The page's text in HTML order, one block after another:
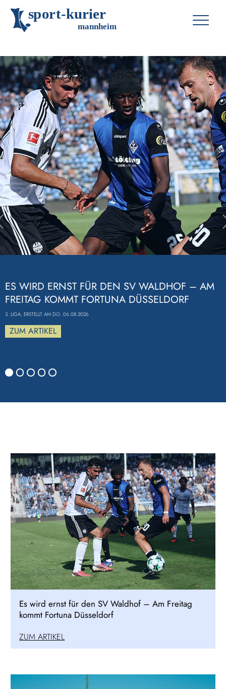
sport-kurier
mannheim
ES WIRD ERNST FÜR DEN SV WALDHOF – AM
FREITAG KOMMT FORTUNA DÜSSELDORF
3. LIGA, ERSTELLT AM DO. 06.08.2026
ZUM ARTIKEL
Es wird ernst für den SV Waldhof – Am Freitag
kommt Fortuna Düsseldorf
ZUM ARTIKEL